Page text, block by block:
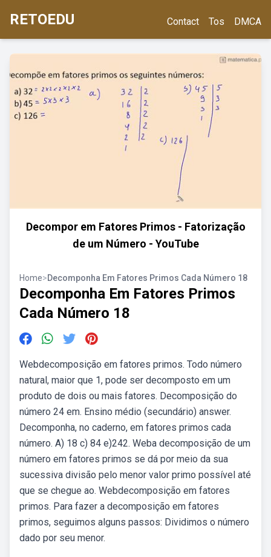
RETOEDU Contact Tos DMCA
Decompor em Fatores Primos - Fatorização
de um Número - YouTube
Home>Decomponha Em Fatores Primos Cada Número 18
Decomponha Em Fatores Primos
Cada Número 18
Webdecomposição em fatores primos. Todo número
natural, maior que 1, pode ser decomposto em um
produto de dois ou mais fatores. Decomposição do
número 24 em. Ensino médio (secundário) answer.
Decomponha, no caderno, em fatores primos cada
número. A) 18 c) 84 e)242. Weba decomposição de um
número em fatores primos se dá por meio da sua
sucessiva divisão pelo menor valor primo possível até
que se chegue ao. Webdecomposição em fatores
primos. Para fazer a decomposição em fatores
primos, seguimos alguns passos: Dividimos o número
dado por seu menor.